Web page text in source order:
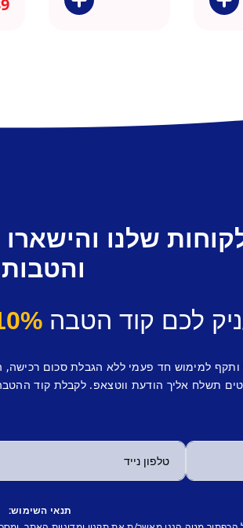
שלנו
לכם קוד הטבה 10% הנחה לרכישה
ותקף למימוש חד פעמי ללא הגבלת סכום
תשלח אליך הודעת ווטצאפ. לקבלת קוד
תנאי השימוש: